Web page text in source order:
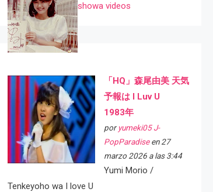
showa videos
「HQ」森尾由美 天気
予報は I Luv U
1983年
por yumeki05 J-
PopParadiseen 27
marzo 2026 a las 3:44
Yumi Morio /
Tenkeyoho wa I love U